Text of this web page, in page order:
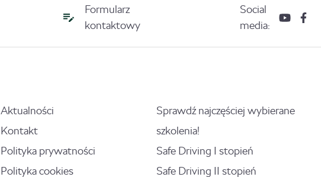
Formularz
kontaktowy
Social
media:
Aktualności
Kontakt
Polityka prywatności
Polityka cookies
Sprawdź najczęściej wybierane
szkolenia!
Safe Driving I stopień
Safe Driving II stopień